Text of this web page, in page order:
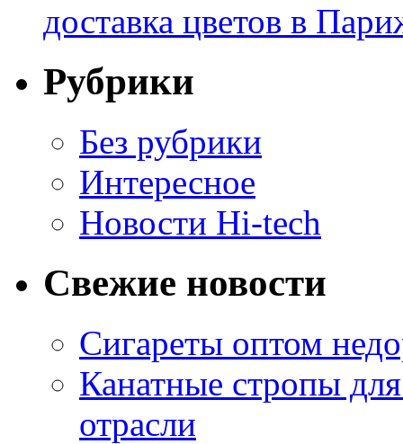
доставка цветов в
Рубрики
Без рубрики
Интересное
Новости Hi-tech
Свежие новости
Сигареты оптом
Канатные стропы
отрасли